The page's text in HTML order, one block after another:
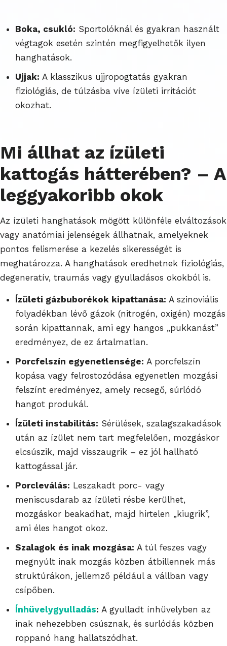
Boka, csukló: Sportolóknál és gyakran használt
végtagok esetén szintén megfigyelhetők ilyen
hanghatások.
Ujjak: A klasszikus ujjropogtatás gyakran
fiziológiás, de túlzásba víve ízületi irritációt
okozhat.
Mi állhat az ízületi
kattogás hátterében? – A
leggyakoribb okok
Az ízületi hanghatások mögött különféle elváltozások
vagy anatómiai jelenségek állhatnak, amelyeknek
pontos felismerése a kezelés sikerességét is
meghatározza. A hanghatások eredhetnek fiziológiás,
degeneratív, traumás vagy gyulladásos okokból is.
Ízületi gázbuborékok kipattanása: A szinoviális
folyadékban lévő gázok (nitrogén, oxigén) mozgás
során kipattannak, ami egy hangos „pukkanást”
eredményez, de ez ártalmatlan.
Porcfelszín egyenetlensége: A porcfelszín
kopása vagy felrostozódása egyenetlen mozgási
felszínt eredményez, amely recsegő, súrlódó
hangot produkál.
Ízületi instabilitás: Sérülések, szalagszakadások
után az ízület nem tart megfelelően, mozgáskor
elcsúszik, majd visszaugrik – ez jól hallható
kattogással jár.
Porcleválás: Leszakadt porc- vagy
meniscusdarab az ízületi résbe kerülhet,
mozgáskor beakadhat, majd hirtelen „kiugrik”,
ami éles hangot okoz.
Szalagok és inak mozgása: A túl feszes vagy
megnyúlt inak mozgás közben átbillennek más
struktúrákon, jellemző például a vállban vagy
csípőben.
Ínhüvelygyulladás: A gyulladt ínhüvelyben az
inak nehezebben csúsznak, és surlódás közben
roppanó hang hallatszódhat.